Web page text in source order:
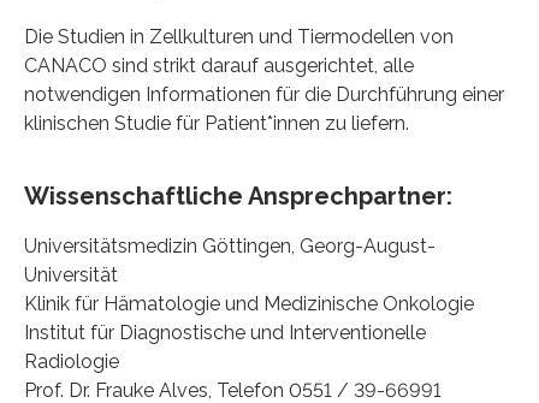
Die Studien in Zellkulturen und Tiermodellen von
CANACO sind strikt darauf ausgerichtet, alle
notwendigen Informationen für die Durchführung einer
klinischen Studie für Patient*innen zu liefern.
Wissenschaftliche Ansprechpartner:
Universitätsmedizin Göttingen, Georg-August-
Universität
Klinik für Hämatologie und Medizinische Onkologie
Institut für Diagnostische und Interventionelle
Radiologie
Prof. Dr. Frauke Alves, Telefon 0551 / 39-66991